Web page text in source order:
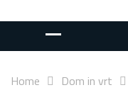
Home
Dom in vrt